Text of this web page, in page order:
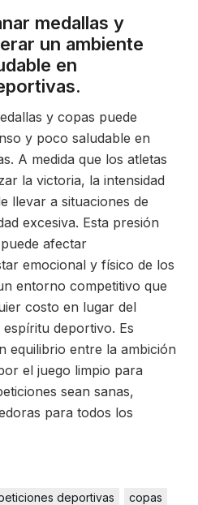
medallas y
un ambiente
en
y copas puede
y poco saludable en
A medida que los atletas
la victoria, la intensidad
llevar a situaciones de
excesiva. Esta presión
afectar
emocional y físico de los
entorno competitivo que
costo en lugar del
deportivo. Es
equilibrio entre la ambición
el juego limpio para
sean sanas,
para todos los
deportivas
copas